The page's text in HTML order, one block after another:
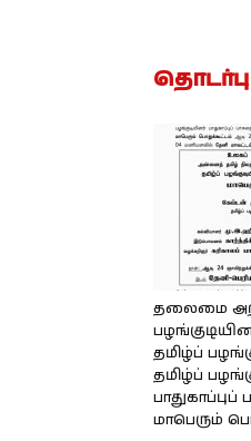
தலைமை
தமிழ்ப்
தமிழ்ப்
மாபெரும்